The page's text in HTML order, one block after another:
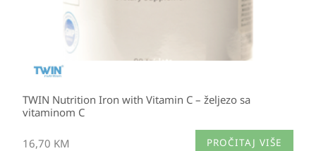
TWIN Nutrition Iron with Vitamin C – željezo sa
vitaminom C
16,70 KM PROČITAJ VIŠE